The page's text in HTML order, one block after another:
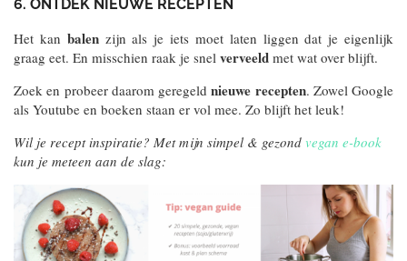
6. ONTDEK NIEUWE RECEPTEN
Het kan balenzijn als je iets moet laten liggen dat je eigenlijk
graag eet. En misschien raak je snel verveeld met wat over blijft.
Zoek en probeer daarom geregeldnieuwe recepten. Zowel Google
als Youtube en boeken staan er vol mee. Zo blijft het leuk!
Wil je recept inspiratie? Met mijn simpel & gezond vegan e-book
kun je meteen aan de slag: